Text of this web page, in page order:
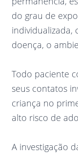
do grau de
individualizada,
doença, o
Todo paciente
seus contatos
criança no
alto risco de
A investigação